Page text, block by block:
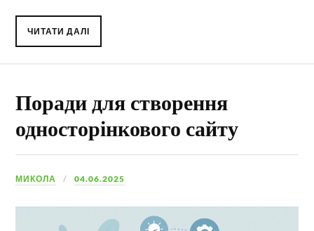
ЧИТАТИ ДАЛІ
Поради для створення
односторінкового сайту
МИКОЛА 04.06.2025